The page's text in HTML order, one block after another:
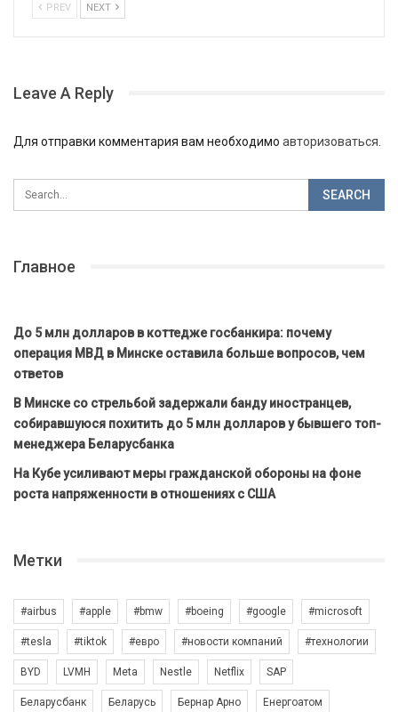
PREV NEXT
Leave A Reply
Для отправки комментария вам необходимо авторизоваться
Главное
До 5 млн долларов в коттедже госбанкира: почему
операция МВД в Минске оставила больше вопросов, чем
ответов
В Минске со стрельбой задержали банду иностранцев,
собиравшуюся похитить до 5 млн долларов у бывшего топ-
менеджера Беларусбанка
На Кубе усиливают меры гражданской обороны на фоне
роста напряженности в отношениях с США
Метки
#airbus #apple #bmw #boeing #google #microsoft
#tesla #tiktok #евро #новости компаний #технологии
BYD LVMH Meta Nestle Netflix SAP
Беларусбанк Беларусь Бернар Арно Енергоатом